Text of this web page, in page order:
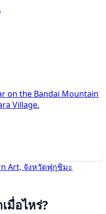
on the Bandai Mountain
Village.
Art, จังหวัดฟุกุชิมะ
มื่อไหร่?